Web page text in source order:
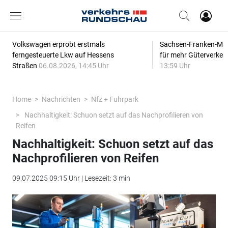
Volkswagen erprobt erstmals
ferngesteuerte Lkw auf Hessens
Straßen 06.08.2026, 14:45 Uhr
Sachsen-Franken-
für mehr
13:59 Uhr
Home Nachrichten
Nfz + Fuhrpark
Nachhaltigkeit: Schuon setzt auf das Nachprofilieren von
Reifen
Nachhaltigkeit: Schuon setzt auf das
Nachprofilieren von Reifen
09.07.2025 09:15 Uhr | Lesezeit: 3 min